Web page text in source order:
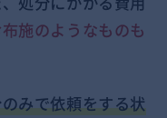
施のようなものも
みで依頼をする状